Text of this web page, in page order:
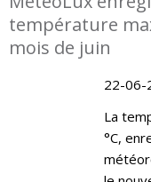
température
mois de juin
22-06-
La
°C,